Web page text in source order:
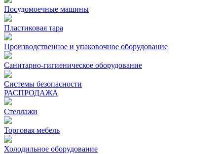
Посудомоечные машины
Пластиковая тара
Производственное и упаковочное оборудование
Санитарно-гигиеническое оборудование
Системы безопасности
РАСПРОДАЖА
Стеллажи
Торговая мебель
Холодильное оборудование